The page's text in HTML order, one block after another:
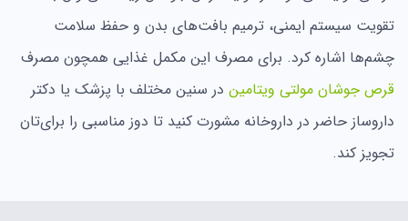
تقویت سیستم ایمنی، ترمیم بافت‌های بدن و حفظ سلامت
چشم‌ها اشاره کرد. برای مصرف این مکمل غذایی همچون مصرف
قرص جوشان مولتی ویتامین در سنین مختلف با پزشک یا دکتر
داروساز حاضر در داروخانه مشورت کنید تا دوز مناسبی‌ را برای‌تان
تجویز کند.